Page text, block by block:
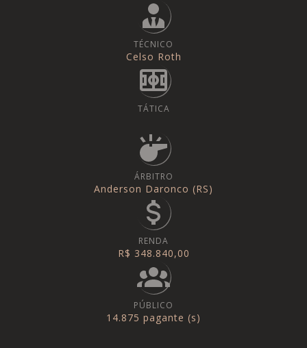
TÉCNICO
Celso Roth
TÁTICA
ÁRBITRO
Anderson Daronco (RS)
RENDA
R$ 348.840,00
PÚBLICO
14.875 pagante (s)